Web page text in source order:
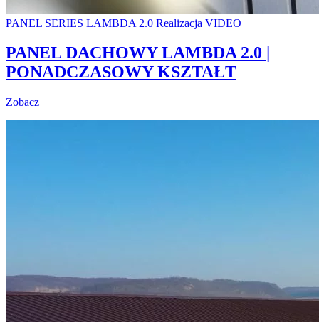
PANEL SERIES LAMBDA 2.0 Realizacja VIDEO
PANEL DACHOWY LAMBDA 2.0 |
PONADCZASOWY KSZTAŁT
Zobacz